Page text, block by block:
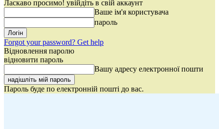
Ласкаво просимо! увійдіть в свій аккаунт
Ваше ім'я користувача
пароль
Forgot your password? Get help
Відновлення паролю
відновити пароль
Вашу адресу електронної пошти
Пароль буде по електронній пошті до вас.